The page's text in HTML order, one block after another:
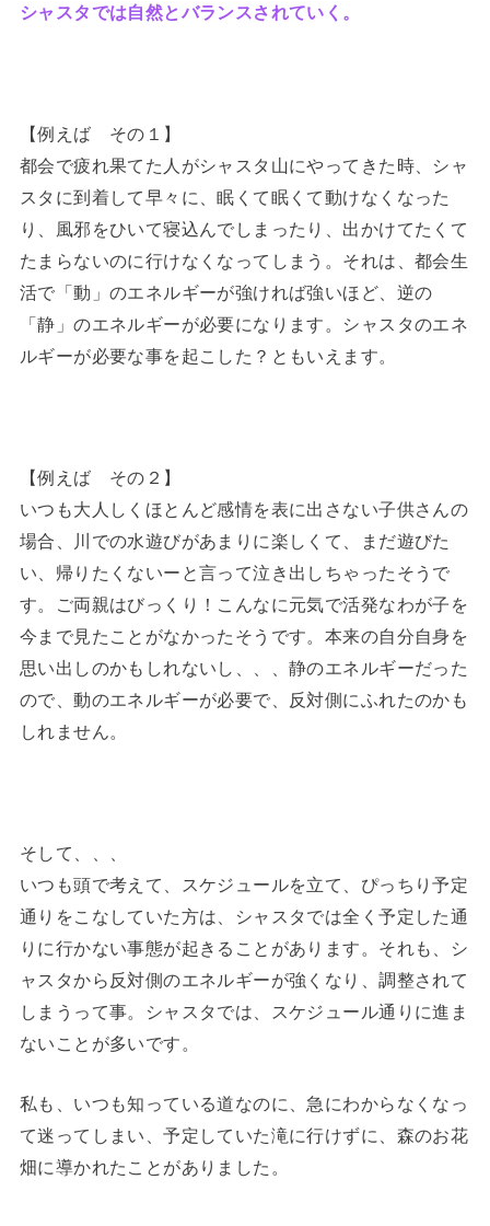
シャスタでは自然とバランスされていく。
【例えば その１】
都会で疲れ果てた人がシャスタ山にやってきた時、シャ
スタに到着して早々に、眠くて眠くて動けなくなった
り、風邪をひいて寝込んでしまったり、出かけてたくて
たまらないのに行けなくなってしまう。それは、都会生
活で「動」のエネルギーが強ければ強いほど、逆の
「静」のエネルギーが必要になります。シャスタのエネ
ルギーが必要な事を起こした？ともいえます。
【例えば その２】
いつも大人しくほとんど感情を表に出さない子供さんの
場合、川での水遊びがあまりに楽しくて、まだ遊びた
い、帰りたくないーと言って泣き出しちゃったそうで
す。ご両親はびっくり！こんなに元気で活発なわが子を
今まで見たことがなかったそうです。本来の自分自身を
思い出しのかもしれないし、、、静のエネルギーだった
ので、動のエネルギーが必要で、反対側にふれたのかも
しれません。
そして、、、
いつも頭で考えて、スケジュールを立て、ぴっちり予定
通りをこなしていた方は、シャスタでは全く予定した通
りに行かない事態が起きることがあります。それも、シ
ャスタから反対側のエネルギーが強くなり、調整されて
しまうって事。シャスタでは、スケジュール通りに進ま
ないことが多いです。
私も、いつも知っている道なのに、急にわからなくなっ
て迷ってしまい、予定していた滝に行けずに、森のお花
畑に導かれたことがありました。